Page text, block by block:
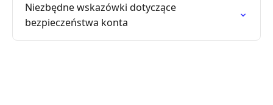
Niezbędne wskazówki dotyczące
bezpieczeństwa konta